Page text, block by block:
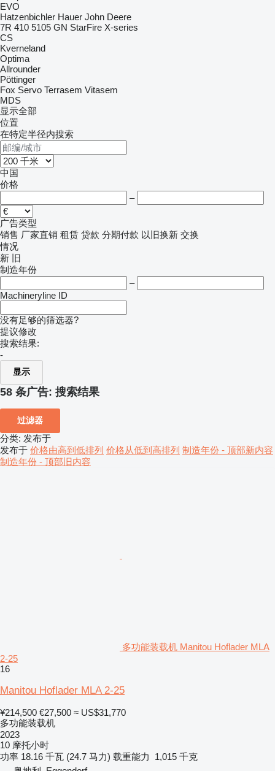
EVO
Hatzenbichler Hauer John Deere
7R 410 5105 GN StarFire X-series
CS
Kverneland
Optima
Allrounder
Pöttinger
Fox Servo Terrasem Vitasem
MDS
显示全部
位置
在特定半径内搜索
中国
价格
–
广告类型
销售 厂家直销 租赁 贷款 分期付款 以旧换新 交换
情况
新 旧
制造年份
–
Machineryline ID
没有足够的筛选器?
提议修改
搜索结果:
-
显示
58 条广告: 搜索结果
过滤器
分类: 发布于
发布于 价格由高到低排列 价格从低到高排列 制造年份 - 顶部新内容
制造年份 - 顶部旧内容
多功能装载机 Manitou Hoflader MLA
2-25
16
Manitou Hoflader MLA 2-25
¥214,500 €27,500 ≈ US$31,770
多功能装载机
2023
10 摩托小时
功率 18.16 千瓦 (24.7 马力) 载重能力
1,015 千克